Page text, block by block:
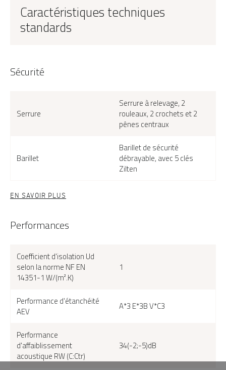
Caractéristiques techniques
standards
Sécurité
Serrure
Serrure à relevage, 2
rouleaux, 2 crochets et 2
pênes centraux
Barillet
Barillet de sécurité
débrayable, avec 5 clés
Zilten
EN SAVOIR PLUS
Performances
Coefficient d'isolation Ud
selon la norme NF EN
14351-1 W/(m².K)
1
Performance d'étanchéité
AEV
A*3 E*3B V*C3
Performance
d'affaiblissement
acoustique RW (C:Ctr)
34(-2;-5)dB